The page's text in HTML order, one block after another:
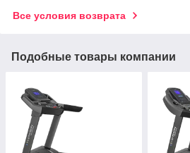
Все условия возврата
Подобные товары компании